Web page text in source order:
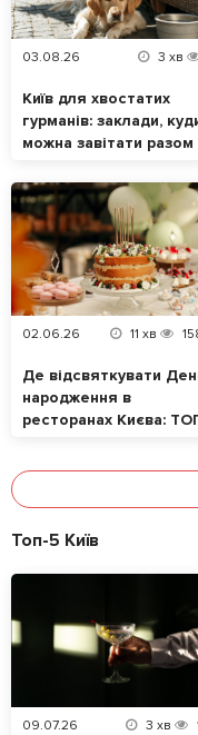
03.08.26 3 хв
Київ для хвостатих
гурманів: заклади,
можна завітати разом
улюбленцем
02.06.26 11 хв
Де відсвяткувати
народження в
ресторанах Києва:
Топ-5 Київ
09.07.26 3 хв